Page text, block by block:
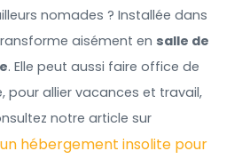
nomades ? Installée dans
aisément en salle de
. Elle peut aussi faire office de
pour allier vacances et travail,
notre article sur
hébergement insolite pour